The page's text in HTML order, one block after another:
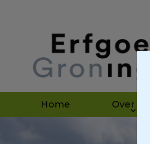
Home Over ons